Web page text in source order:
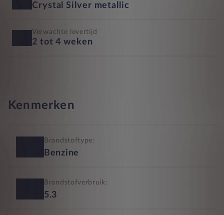
Crystal Silver metallic
Verwachte levertijd
2 tot 4 weken
Kenmerken
Brandstoftype:
Benzine
Brandstofverbruik:
5.3